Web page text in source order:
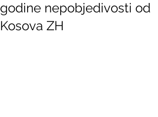
godine nepobjedivosti od
Kosova ZH